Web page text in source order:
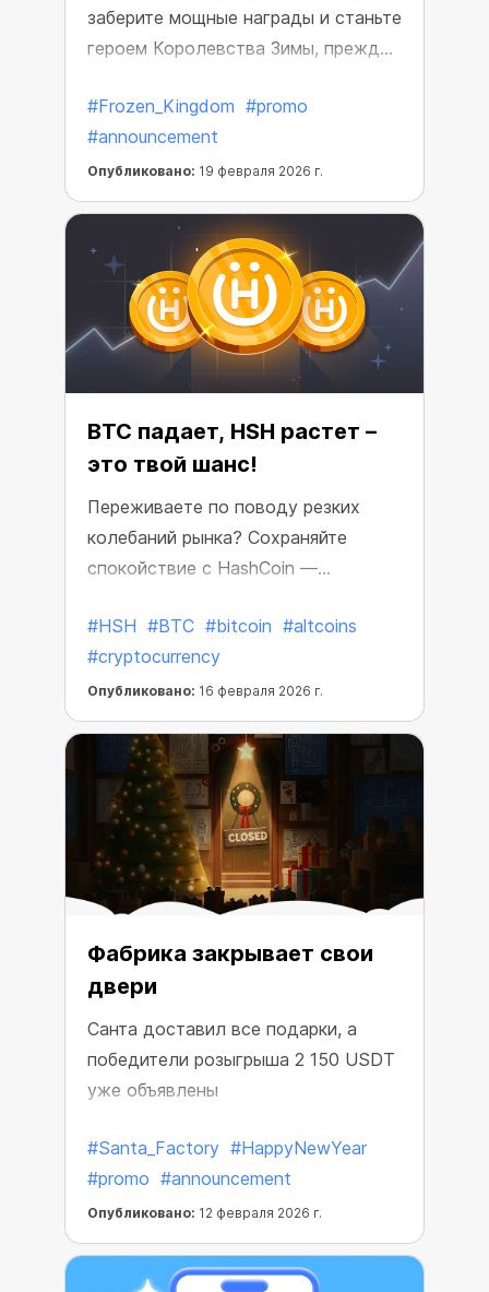
заберите мощные награды и станьте
героем Королевства Зимы, прежде
#Frozen_Kingdom #promo
#announcement
Опубликовано: 19 февраля 2026 г.
BTC падает, HSH растет –
это твой шанс!
Переживаете по поводу резких
колебаний рынка? Сохраняйте
спокойствие с HashCoin —
CryptoTab, созданной для
предсказуемого заработка.
#HSH #BTC #bitcoin #altcoins
#cryptocurrency
Опубликовано: 16 февраля 2026 г.
Фабрика закрывает свои
двери
Санта доставил все подарки, а
победители розыгрыша 2 150 USDT
уже объявлены
#Santa_Factory #HappyNewYear
#promo #announcement
Опубликовано: 12 февраля 2026 г.